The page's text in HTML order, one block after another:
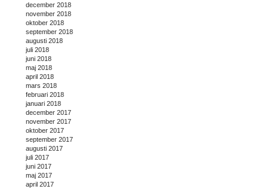
december 2018
november 2018
oktober 2018
september 2018
augusti 2018
juli 2018
juni 2018
maj 2018
april 2018
mars 2018
februari 2018
januari 2018
december 2017
november 2017
oktober 2017
september 2017
augusti 2017
juli 2017
juni 2017
maj 2017
april 2017